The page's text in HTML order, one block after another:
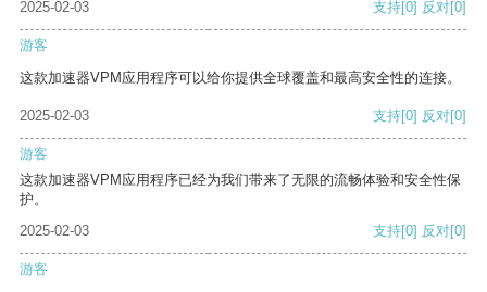
2025-02-03
支持[0] 反对[0]
游客
这款加速器VPM应用程序可以给你提供全球覆盖和最高安全性的连接。
2025-02-03 支持[0] 反对[0]
游客
这款加速器VPM应用程序已经为我们带来了无限的流畅体验和安全性保
护。
2025-02-03
支持[0] 反对[0]
游客